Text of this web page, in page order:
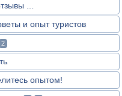
...
и опыт туристов
2
опытом!